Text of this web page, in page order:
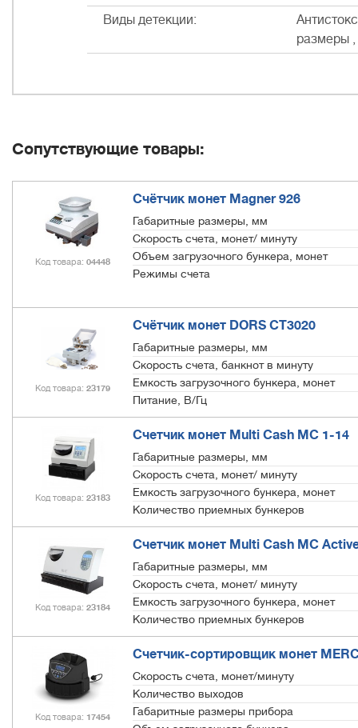
Виды детекции:
размеры ,
Сопутствующие товары:
Код товара 04448
Счётчик монет Magner 926
Габаритные размеры, мм
Скорость счета, монет/ минуту
Объем загрузочного бункера, монет
Режимы счета
Код товара 23179
Счётчик монет DORS СТ3020
Габаритные размеры, мм
Скорость счета, банкнот в минуту
Емкость загрузочного бункера, монет
Питание, В/Гц
Код товара 23183
Счетчик монет Multi Cash MC 1-14
Габаритные размеры, мм
Скорость счета, монет/ минуту
Емкость загрузочного бункера, монет
Количество приемных бункеров
Код товара 23184
Счетчик монет Multi Cash MC
Габаритные размеры, мм
Скорость счета, монет/ минуту
Емкость загрузочного бункера, монет
Количество приемных бункеров
Код товара 17454
Счетчик-сортировщик монет
Скорость счета, монет/минуту
Количество выходов
Габаритные размеры прибора